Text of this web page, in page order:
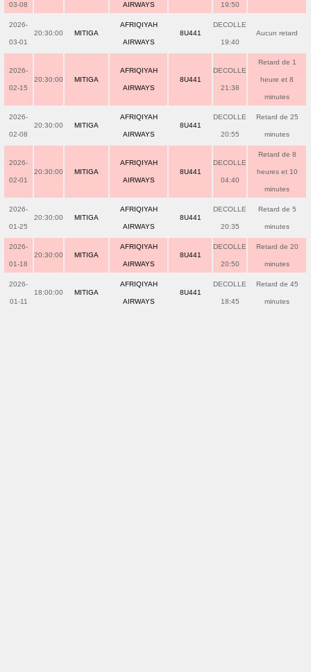
03-08 AIRWAYS 19:50
2026-
03-01
20:30:00 MITIGA
AFRIQIYAH
AIRWAYS
8U441
DECOLLE
19:40
Aucun retard
2026-
02-15
20:30:00 MITIGA
AFRIQIYAH
AIRWAYS
8U441
DECOLLE
21:38
Retard de 1
heure et 8
minutes
2026-
02-08
20:30:00 MITIGA
AFRIQIYAH
AIRWAYS
8U441
DECOLLE
20:55
Retard de 25
minutes
2026-
02-01
20:30:00 MITIGA
AFRIQIYAH
AIRWAYS
8U441
DECOLLE
04:40
Retard de 8
heures et 10
minutes
2026-
01-25
20:30:00 MITIGA
AFRIQIYAH
AIRWAYS
8U441
DECOLLE
20:35
Retard de 5
minutes
2026-
01-18
20:30:00 MITIGA
AFRIQIYAH
AIRWAYS
8U441
DECOLLE
20:50
Retard de 20
minutes
2026-
01-11
18:00:00 MITIGA
AFRIQIYAH
AIRWAYS
8U441
DECOLLE
18:45
Retard de 45
minutes